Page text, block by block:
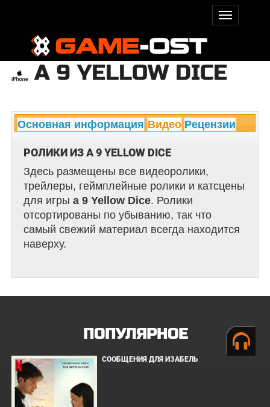
A 9 YELLOW DICE
Основная информация Видео Рецензии
РОЛИКИ ИЗ A 9 YELLOW DICE
Здесь размещены все видеоролики,
трейлеры, геймплейные ролики и катсцены
для игры a 9 Yellow Dice. Ролики
отсортированы по убыванию, так что
самый свежий материал всегда находится
наверху.
ПОПУЛЯРНОЕ
СООБЩЕНИЯ ДЛЯ ИЗАБЕЛЬ